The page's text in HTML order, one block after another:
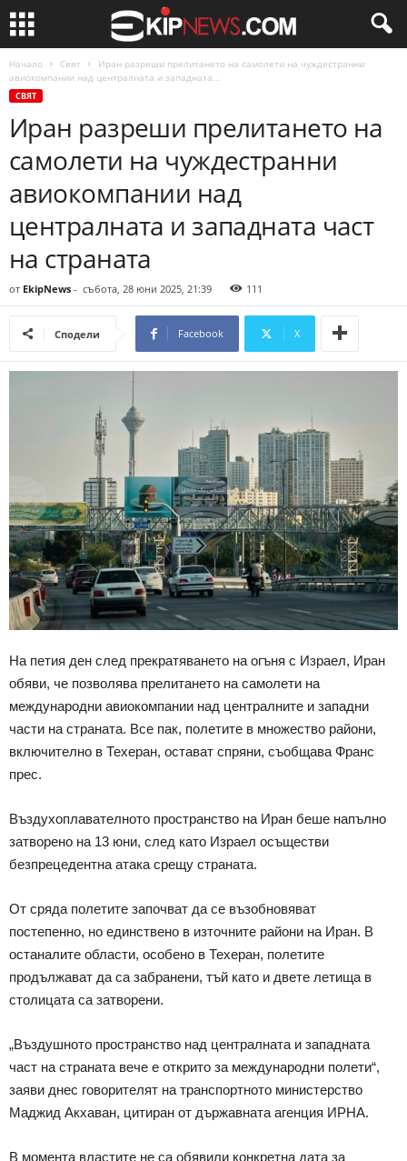
Начало Свят
Иран разреши прелитането на самолети на чуждестранни
авиокомпании над централната и западната...
СВЯТ
Иран разреши прелитането на
самолети на чуждестранни
авиокомпании над
централната и западната част
на страната
от EkipNews - събота, 28 юни 2025, 21:39 111
Сподели Facebook X
На петия ден след прекратяването на огъня с Израел, Иран
обяви, че позволява прелитането на самолети на
международни авиокомпании над централните и западни
части на страната. Все пак, полетите в множество райони,
включително в Техеран, остават спряни, съобщава Франс
прес.
Въздухоплавателното пространство на Иран беше напълно
затворено на 13 юни, след като Израел осъществи
безпрецедентна атака срещу страната.
От сряда полетите започват да се възобновяват
постепенно, но единствено в източните райони на Иран. В
останалите области, особено в Техеран, полетите
продължават да са забранени, тъй като и двете летища в
столицата са затворени.
„Въздушното пространство над централната и западната
част на страната вече е открито за международни полети“,
заяви днес говорителят на транспортното министерство
Маджид Акхаван, цитиран от държавната агенция ИРНА.
В момента властите не са обявили конкретна дата за